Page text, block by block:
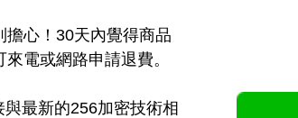
擔心！30天內覺得商品
電或網路申請退費。
最新的256加密技術相